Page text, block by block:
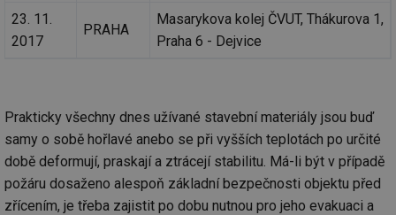
23. 11.
2017
PRAHA
Masarykova kolej ČVUT, Thákurova 1,
Praha 6 - Dejvice
Prakticky všechny dnes užívané stavební materiály jsou buď
samy o sobě hořlavé anebo se při vyšších teplotách po určité
době deformují, praskají a ztrácejí stabilitu. Má-li být v případě
požáru dosaženo alespoň základní bezpečnosti objektu před
zřícením, je třeba zajistit po dobu nutnou pro jeho evakuaci a